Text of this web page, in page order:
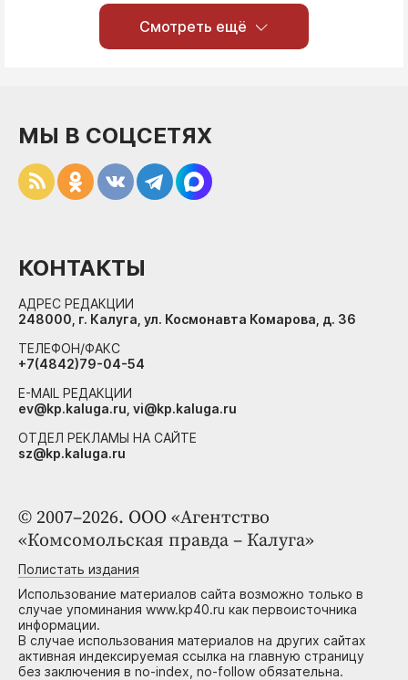
Смотреть ещё
© 2007–2026. ООО «Агентство
«Комсомольская правда – Калуга»
Полистать издания
Использование материалов сайта возможно только в
случае упоминания www.kp40.ru как первоисточника
информации.
В случае использования материалов на других сайтах
активная индексируемая ссылка на главную страницу
без заключения в no-index, no-follow обязательна.
МЫ В СОЦСЕТЯХ
КОНТАКТЫ
АДРЕС РЕДАКЦИИ
248000, г. Калуга, ул. Космонавта Комарова, д. 36
ТЕЛЕФОН/ФАКС
+7(4842)79-04-54
E-MAIL РЕДАКЦИИ
ev@kp.kaluga.ru, vi@kp.kaluga.ru
ОТДЕЛ РЕКЛАМЫ НА САЙТЕ
sz@kp.kaluga.ru